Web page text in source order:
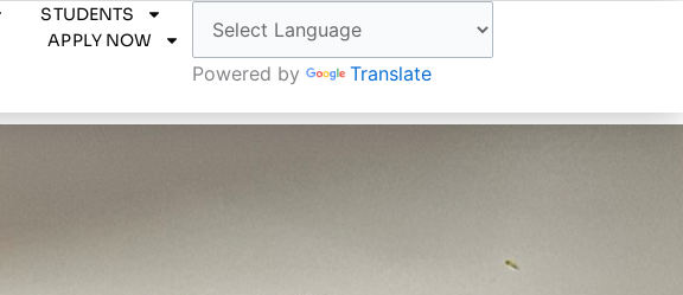
STUDENTS
APPLY NOW
Powered by Translate